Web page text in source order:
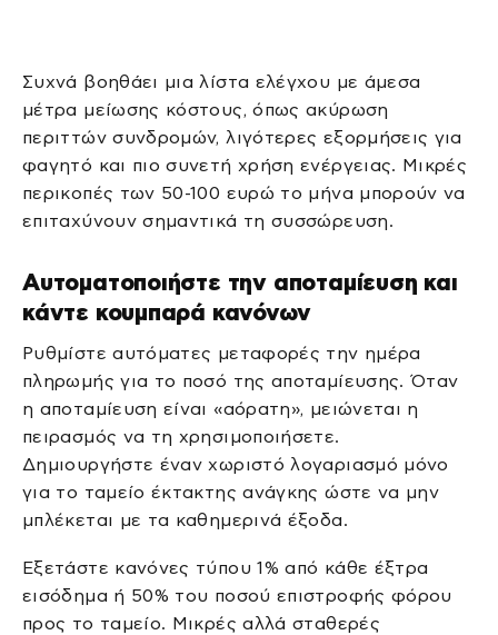
Συχνά βοηθάει μια λίστα ελέγχου με άμεσα
μέτρα μείωσης κόστους, όπως ακύρωση
περιττών συνδρομών, λιγότερες εξορμήσεις για
φαγητό και πιο συνετή χρήση ενέργειας. Μικρές
περικοπές των 50-100 ευρώ το μήνα μπορούν να
επιταχύνουν σημαντικά τη συσσώρευση.
Αυτοματοποιήστε την αποταμίευση και
κάντε κουμπαρά κανόνων
Ρυθμίστε αυτόματες μεταφορές την ημέρα
πληρωμής για το ποσό της αποταμίευσης. Όταν
η αποταμίευση είναι «αόρατη», μειώνεται η
πειρασμός να τη χρησιμοποιήσετε.
Δημιουργήστε έναν χωριστό λογαριασμό μόνο
για το ταμείο έκτακτης ανάγκης ώστε να μην
μπλέκεται με τα καθημερινά έξοδα.
Εξετάστε κανόνες τύπου 1% από κάθε έξτρα
εισόδημα ή 50% του ποσού επιστροφής φόρου
προς το ταμείο. Μικρές αλλά σταθερές